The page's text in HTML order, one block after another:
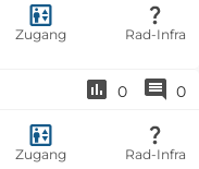
Zugang Rad-Infra
0 0
Zugang Rad-Infra